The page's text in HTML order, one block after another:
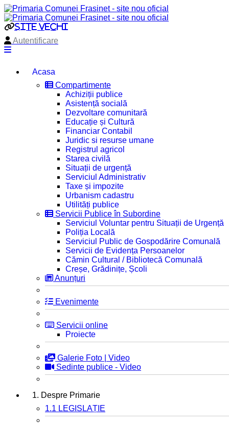
site vechi
Autentificare
Acasa
Compartimente
Achiziții publice
Asistență socială
Dezvoltare comunitară
Educație și Cultură
Financiar Contabil
Juridic si resurse umane
Registrul agricol
Starea civilă
Situații de urgență
Serviciul Administrativ
Taxe și impozite
Urbanism cadastru
Utilități publice
Servicii Publice în Subordine
Serviciul Voluntar pentru Situații de Urgență
Poliția Locală
Serviciul Public de Gospodărire Comunală
Servicii de Evidența Persoanelor
Cămin Cultural / Bibliotecă Comunală
Creșe, Grădinițe, Școli
Anunțuri
Evenimente
Servicii online
Proiecte
Galerie Foto | Video
Sedinte publice - Video
1. Despre Primarie
1.1 LEGISLAȚIE